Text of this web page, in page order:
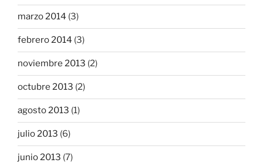
marzo 2014 (3)
febrero 2014 (3)
noviembre 2013 (2)
octubre 2013 (2)
agosto 2013 (1)
julio 2013 (6)
junio 2013 (7)